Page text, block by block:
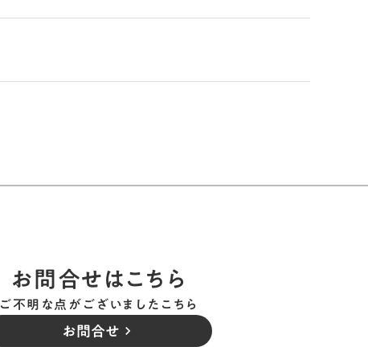
お問合せはこちら
ご不明な点がございましたこちら
お問合せ keyboard_arrow_right